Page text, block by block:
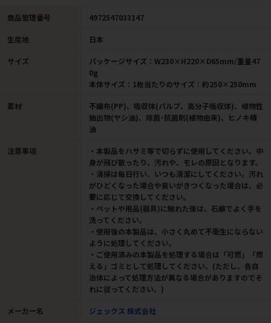
商品管理番号 4972547033147
生産地 日本
サイズ
パッケージサイズ：W230×H220×D65mm/重量47
0g
本体サイズ：1枚当たりのサイズ：約250×250mm
素材
不織布(PP)、吸収体(パルプ、高分子吸収体)、植物性
抽出物(ヤシ油)、除菌･抗菌剤(植物由来)、ヒノキ精
油
注意事項
・本製品をハサミ等で切らずに使用してください。中
身が飛び散ったり、汚れや、モレの原因となります。
・清掃は毎日行い、いつも清潔にしてください。汚れ
がひどくなった場合や臭いがきつくなった場合は、必
要に応じて交換してください。
・ペットや用品(器具)に触れた後は、石鹸でよく手を
洗ってください。
・使用後の本製品は、小さく丸めて不衛生にならない
ように処理してください。
・ご使用済みの本製品を処理する場合は「可燃」「燃
える」ゴミとして処理してください。(ただし、各自
治体によって処理方法が異なる場合がありますのでそ
れに従ってください。)
メーカー名 ジェックス 株式会社